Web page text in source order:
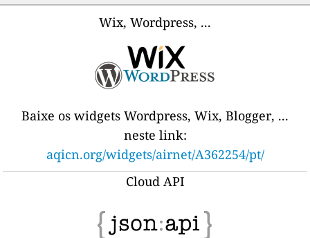
Wix, Wordpress, ...
Baixe os widgets Wordpress, Wix, Blogger, ...
neste link:
aqicn.org/widgets/airnet/A362254/pt/
Cloud API